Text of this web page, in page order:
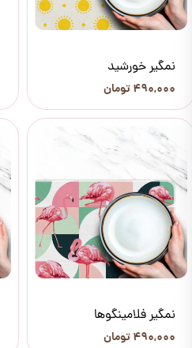
نمگیر خورشید
۴۹۰,۰۰۰ تومان
نمگیر فلامینگوها
۴۹۰,۰۰۰ تومان